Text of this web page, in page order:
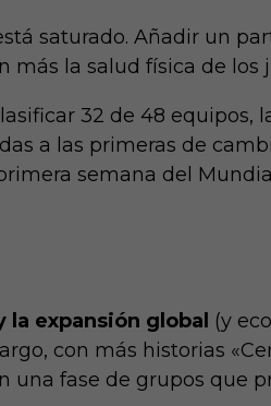
saturado. Añadir un
más la salud física de los
32 de 48 equipos,
a las primeras de
semana del
expansión global (y
con más historias
fase de grupos que